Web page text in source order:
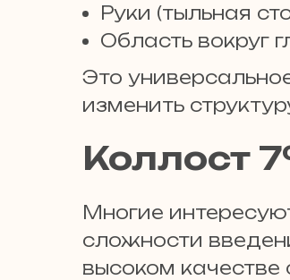
Руки (тыльная
Область вокруг
Это
изменить
Коллост
Многие
сложности
высоком качестве